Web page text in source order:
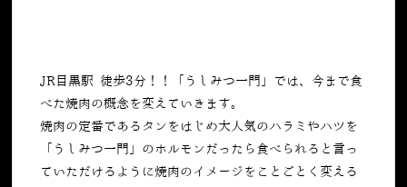
JR目黒駅 徒歩3分！！「うしみつ一門」では、今まで食
べた焼肉の概念を変えていきます。
焼肉の定番であるタンをはじめ大人気のハラミやハツを
「うしみつ一門」のホルモンだったら食べられると言っ
ていただけるように焼肉のイメージをことごとく変える